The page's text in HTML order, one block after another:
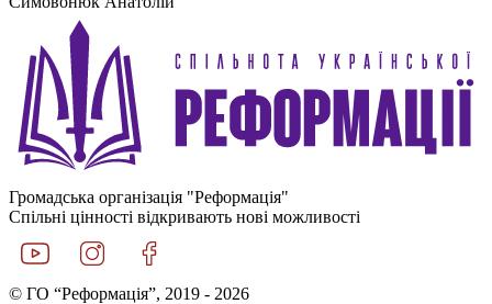
Громадська організація "Реформація"
Спільні цінності відкривають нові можливості
© ГО “Реформація”, 2019 - 2026